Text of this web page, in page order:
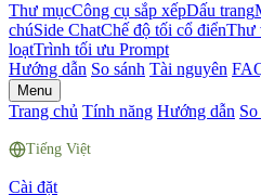
Thư mụcCông cụ sắp xếpDấu trang
chúSide ChatChế độ tối cổ điểnThư
loạtTrình tối ưu Prompt
Hướng dẫn So sánh Tài nguyên
Menu
Trang chủ Tính năng Hướng dẫn So
Tiếng Việt
Cài đặt